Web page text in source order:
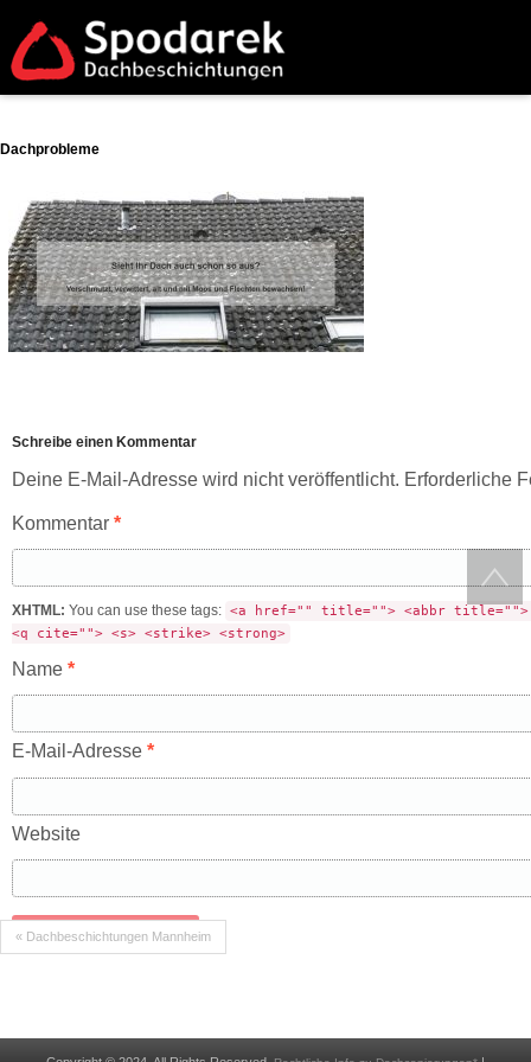
Dachprobleme
Schreibe einen Kommentar
Deine E-Mail-Adresse wird nicht veröffentlicht. Erforderliche
Kommentar *
XHTML: You can use these tags: <a href="" title=""> <abbr title="">
<q cite=""> <s> <strike> <strong>
Name *
E-Mail-Adresse *
Website
« Dachbeschichtungen Mannheim